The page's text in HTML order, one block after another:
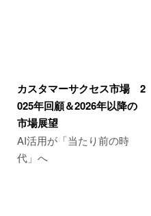
カスタマーサクセス市場 2
025年回顧＆2026年以降の
市場展望
AI活用が「当たり前の時
代」へ